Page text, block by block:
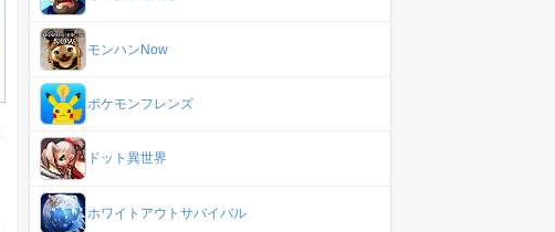
モンハンNow
ポケモンフレンズ
ドット異世界
ホワイトアウトサバイバル